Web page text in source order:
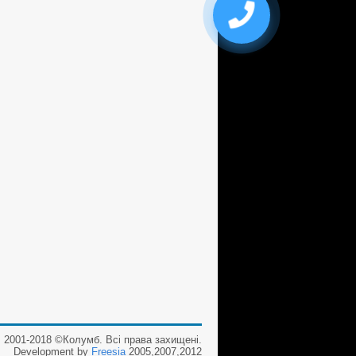
2001-2018 ©Колумб. Всі права захищені.
Development by Freesia2005,2007,2012